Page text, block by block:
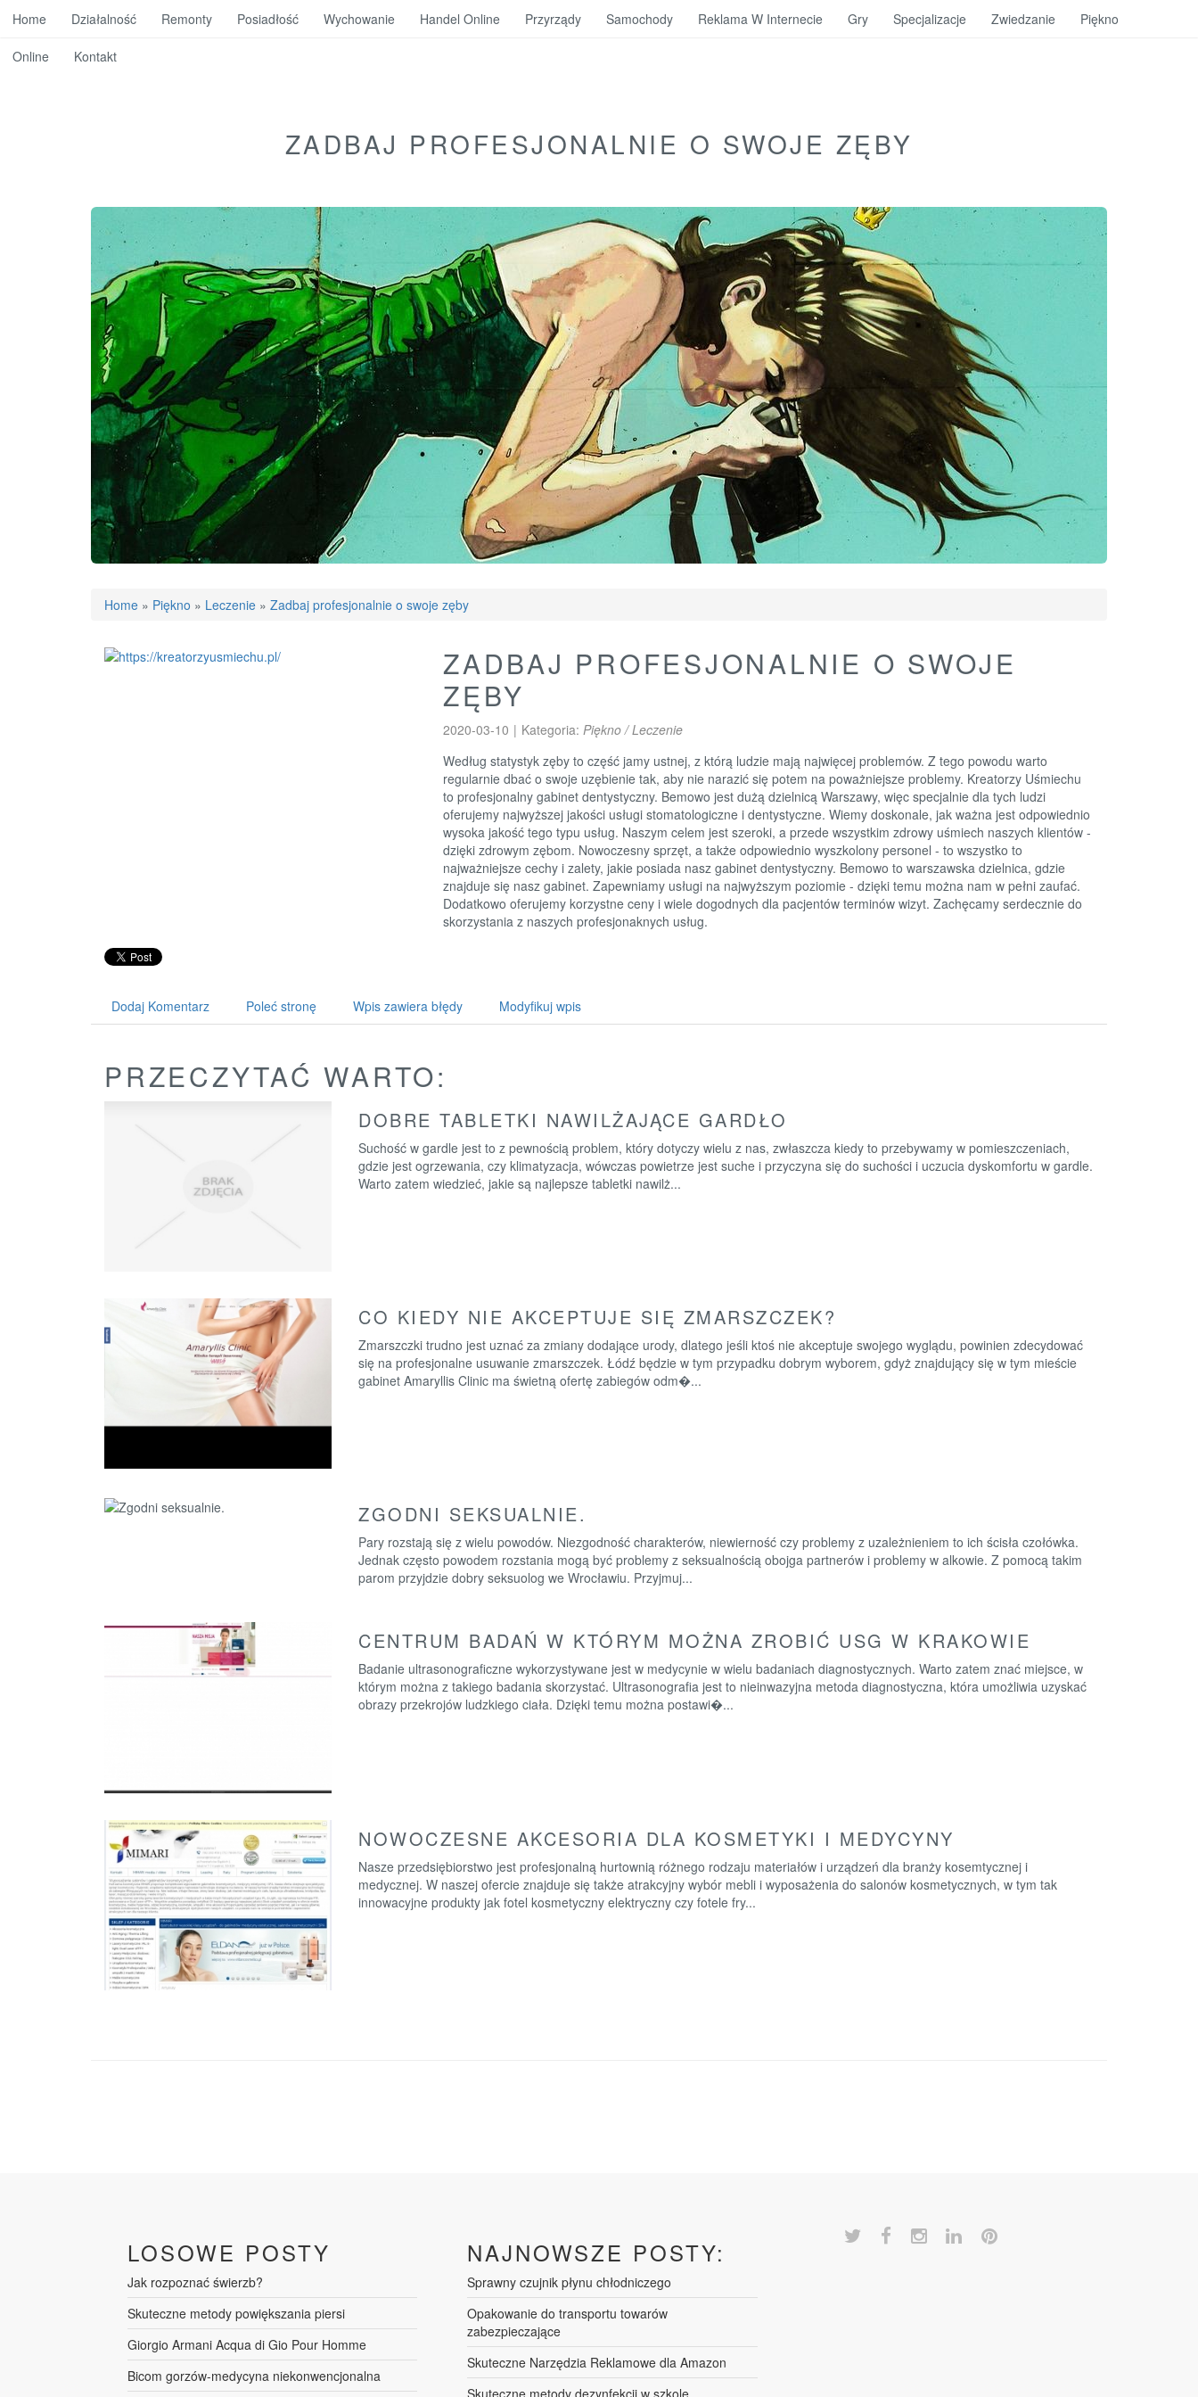
ZADBAJ PROFESJONALNIE O SWOJE ZĘBY
Home » Piękno » Leczenie » Zadbaj profesjonalnie o swoje zęby
ZADBAJ PROFESJONALNIE O SWOJE
ZĘBY
2020-03-10 | Kategoria: Piękno / Leczenie
Według statystyk zęby to część jamy ustnej, z którą ludzie mają najwięcej problemów. Z tego powodu warto
regularnie dbać o swoje uzębienie tak, aby nie narazić się potem na poważniejsze problemy. Kreatorzy Uśmiechu
to profesjonalny gabinet dentystyczny. Bemowo jest dużą dzielnicą Warszawy, więc specjalnie dla tych ludzi
oferujemy najwyższej jakości usługi stomatologiczne i dentystyczne. Wiemy doskonale, jak ważna jest odpowiednio
wysoka jakość tego typu usług. Naszym celem jest szeroki, a przede wszystkim zdrowy uśmiech naszych klientów -
dzięki zdrowym zębom. Nowoczesny sprzęt, a także odpowiednio wyszkolony personel - to wszystko to
najważniejsze cechy i zalety, jakie posiada nasz gabinet dentystyczny. Bemowo to warszawska dzielnica, gdzie
znajduje się nasz gabinet. Zapewniamy usługi na najwyższym poziomie - dzięki temu można nam w pełni zaufać.
Dodatkowo oferujemy korzystne ceny i wiele dogodnych dla pacjentów terminów wizyt. Zachęcamy serdecznie do
skorzystania z naszych profesjonaknych usług.
Dodaj Komentarz Poleć stronę Wpis zawiera błędy Modyfikuj wpis
PRZECZYTAĆ WARTO:
DOBRE TABLETKI NAWILŻAJĄCE GARDŁO
Suchość w gardle jest to z pewnością problem, który dotyczy wielu z nas, zwłaszcza kiedy to przebywamy w pomieszczeniach,
gdzie jest ogrzewania, czy klimatyzacja, wówczas powietrze jest suche i przyczyna się do suchości i uczucia dyskomfortu w gardle.
Warto zatem wiedzieć, jakie są najlepsze tabletki nawilż...
CO KIEDY NIE AKCEPTUJE SIĘ ZMARSZCZEK?
Zmarszczki trudno jest uznać za zmiany dodające urody, dlatego jeśli ktoś nie akceptuje swojego wyglądu, powinien zdecydować
się na profesjonalne usuwanie zmarszczek. Łódź będzie w tym przypadku dobrym wyborem, gdyż znajdujący się w tym mieście
gabinet Amaryllis Clinic ma świetną ofertę zabiegów odm�...
ZGODNI SEKSUALNIE.
Pary rozstają się z wielu powodów. Niezgodność charakterów, niewierność czy problemy z uzależnieniem to ich ścisła czołówka.
Jednak często powodem rozstania mogą być problemy z seksualnością obojga partnerów i problemy w alkowie. Z pomocą takim
parom przyjdzie dobry seksuolog we Wrocławiu. Przyjmuj...
CENTRUM BADAŃ W KTÓRYM MOŻNA ZROBIĆ USG W KRAKOWIE
Badanie ultrasonograficzne wykorzystywane jest w medycynie w wielu badaniach diagnostycznych. Warto zatem znać miejsce, w
którym można z takiego badania skorzystać. Ultrasonografia jest to nieinwazyjna metoda diagnostyczna, która umożliwia uzyskać
obrazy przekrojów ludzkiego ciała. Dzięki temu można postawi�...
NOWOCZESNE AKCESORIA DLA KOSMETYKI I MEDYCYNY
Nasze przedsiębiorstwo jest profesjonalną hurtownią różnego rodzaju materiałów i urządzeń dla branży kosemtycznej i
medycznej. W naszej ofercie znajduje się także atrakcyjny wybór mebli i wyposażenia do salonów kosmetycznych, w tym tak
innowacyjne produkty jak fotel kosmetyczny elektryczny czy fotele fry...
LOSOWE POSTY
Jak rozpoznać świerzb?
Skuteczne metody powiększania piersi
Giorgio Armani Acqua di Gio Pour Homme
Bicom gorzów-medycyna niekonwencjonalna
NAJNOWSZE POSTY:
Sprawny czujnik płynu chłodniczego
Opakowanie do transportu towarów
zabezpieczające
Skuteczne Narzędzia Reklamowe dla Amazon
Skuteczne metody dezynfekcji w szkole
Home Działalność Remonty Posiadłość Wychowanie Handel Online Przyrządy Samochody Reklama W Internecie Gry Specjalizacje Zwiedzanie Piękno
Online Kontakt